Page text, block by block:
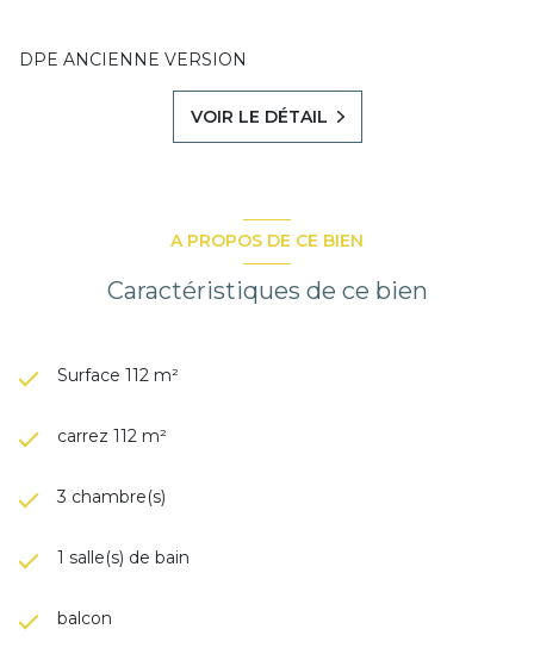
DPE ANCIENNE VERSION
VOIR LE DÉTAIL
A PROPOS DE CE BIEN
Caractéristiques de ce bien
Surface 112 m²
carrez 112 m²
3 chambre(s)
1 salle(s) de bain
balcon